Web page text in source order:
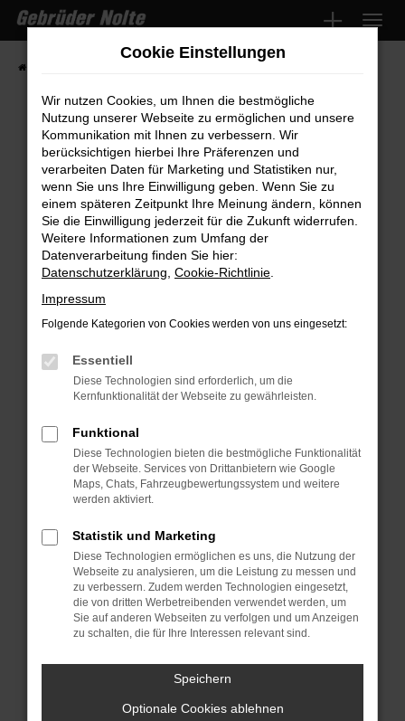
Zum
Hauptinhalt
springen
Fehler: Network Error
Beim Laden ist ein Fehler aufgetreten.
Hier sind ein paar Tipps, die dir helfen können:
Überprüfe deine Firewall und deine
Internetverbindung.
Manche Erweiterungen, wie Werbeblocker,
können das Laden bestimmter Seiten
verhindern. Funktioniert die Seite in einem
anderen Browser oder in einem privaten
Fenster?
Starte dein Gerät neu.
Das kann manchmal helfen,
Stelle sicher, dass dein Browser und dein
Betriebssystem auf dem neuesten Stand
sind.
Veraltete Software birgt nicht nur ein
Sicherheitsrisiko, sondern kann auch dazu
führen, dass bestimmte Funktionen nicht
mehr unterstützt werden.
Wende dich an den Webseitenbetreiber.
Cookie Einstellungen
Wir nutzen Cookies, um Ihnen die bestmögliche
Nutzung unserer Webseite zu ermöglichen und unsere
Kommunikation mit Ihnen zu verbessern. Wir
berücksichtigen hierbei Ihre Präferenzen und
verarbeiten Daten für Marketing und Statistiken nur,
wenn Sie uns Ihre Einwilligung geben. Wenn Sie zu
einem späteren Zeitpunkt Ihre Meinung ändern, können
Sie die Einwilligung jederzeit für die Zukunft widerrufen.
Weitere Informationen zum Umfang der
Datenverarbeitung finden Sie hier:
Datenschutzerklärung Cookie-Richtlinie
Impressum
Folgende Kategorien von Cookies werden von uns eingesetzt:
Essentiell
Diese Technologien sind erforderlich, um die
Kernfunktionalität der Webseite zu gewährleisten.
Funktional
Diese Technologien bieten die bestmögliche Funktionalität
der Webseite. Services von Drittanbietern wie Google
Maps, Chats, Fahrzeugbewertungssystem und weitere
werden aktiviert.
Statistik und Marketing
Diese Technologien ermöglichen es uns, die Nutzung der
Webseite zu analysieren, um die Leistung zu messen und
zu verbessern. Zudem werden Technologien eingesetzt,
die von dritten Werbetreibenden verwendet werden, um
Sie auf anderen Webseiten zu verfolgen und um Anzeigen
zu schalten, die für Ihre Interessen relevant sind.
Speichern
Optionale Cookies ablehnen